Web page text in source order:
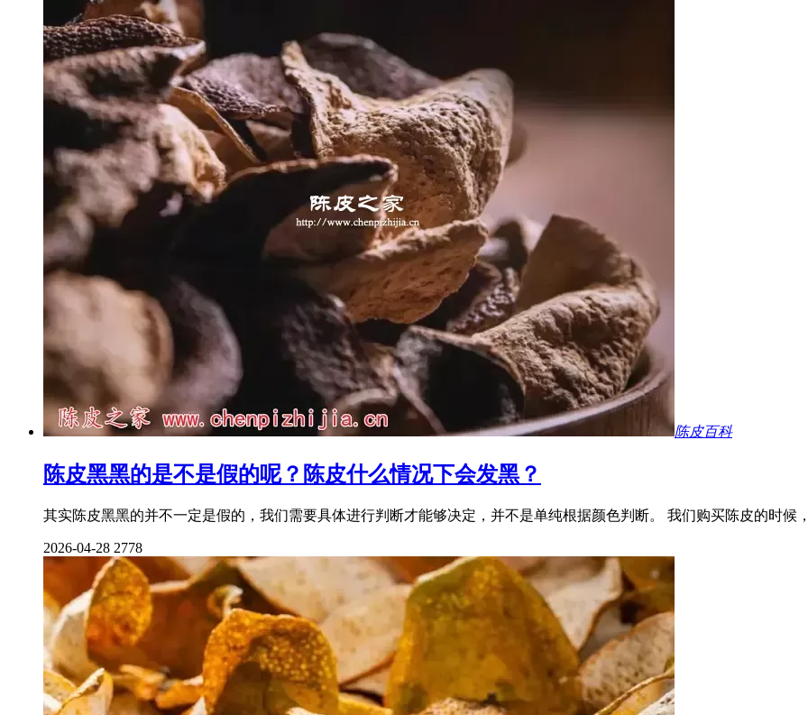
陈皮百科
陈皮黑黑的是不是假的呢？陈皮什么情况下会发黑？
其实陈皮黑黑的并不一定是假的，我们需要具体进行判断才能够决定，并不是单纯根据颜色判断。 我们购买陈皮的时候
2026-04-28 2778